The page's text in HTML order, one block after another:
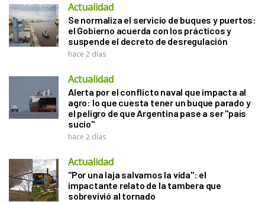
Actualidad
Se normaliza el servicio de buques y puertos:
el Gobierno acuerda con los prácticos y
suspende el decreto de desregulación
hace 2 días
Actualidad
Alerta por el conflicto naval que impacta al
agro: lo que cuesta tener un buque parado y
el peligro de que Argentina pase a ser "país
sucio"
hace 2 días
Actualidad
"Por una laja salvamos la vida": el
impactante relato de la tambera que
sobrevivió al tornado